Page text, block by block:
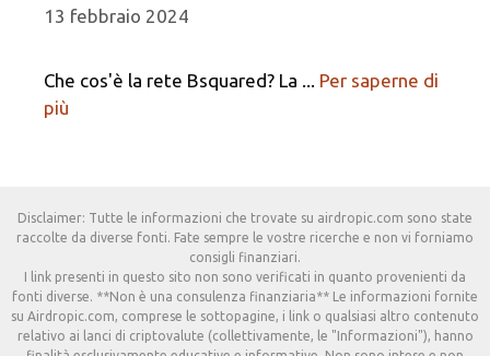
13 febbraio 2024
Che cos'è la rete Bsquared? La ... Per saperne di
più
Disclaimer: Tutte le informazioni che trovate su airdropic.com sono state
raccolte da diverse fonti. Fate sempre le vostre ricerche e non vi forniamo
consigli finanziari.
I link presenti in questo sito non sono verificati in quanto provenienti da
fonti diverse. **Non è una consulenza finanziaria** Le informazioni fornite
su Airdropic.com, comprese le sottopagine, i link o qualsiasi altro contenuto
relativo ai lanci di criptovalute (collettivamente, le "Informazioni"), hanno